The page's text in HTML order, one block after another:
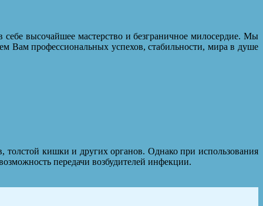
высочайшее мастерство и безграничное милосердие. Мы
Вам профессиональных успехов, стабильности, мира в душе
толстой кишки и других органов. Однако при использования
передачи возбудителей инфекции.